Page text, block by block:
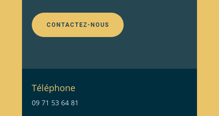
CONTACTEZ-NOUS
Téléphone
09 71 53 64 81